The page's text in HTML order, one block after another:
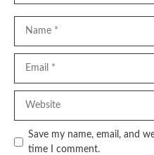
Save my name, email, and
time I comment.